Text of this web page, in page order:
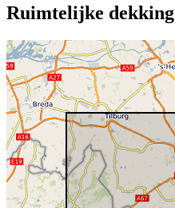
Ruimtelijke dekking